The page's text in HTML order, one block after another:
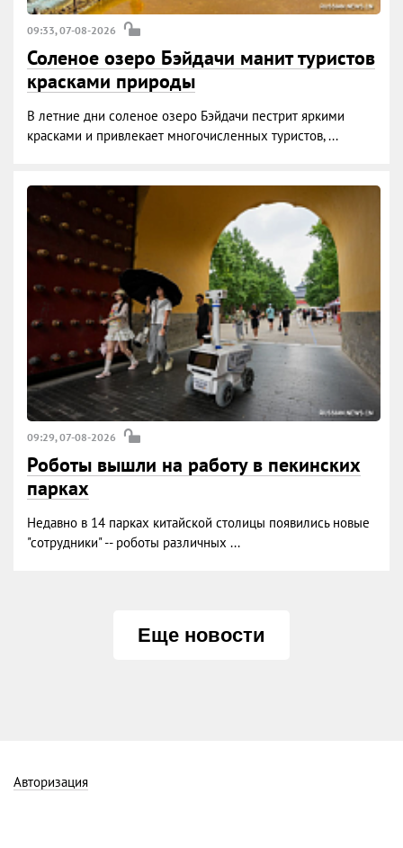
09:33, 07-08-2026
Соленое озеро Бэйдачи манит туристов
красками природы
В летние дни соленое озеро Бэйдачи пестрит яркими
красками и привлекает многочисленных туристов, ...
09:29, 07-08-2026
Роботы вышли на работу в пекинских
парках
Недавно в 14 парках китайской столицы появились новые
"сотрудники" -- роботы различных ...
Еще новости
Авторизация